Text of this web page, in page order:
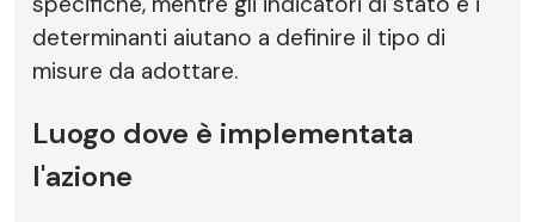
determinanti aiutano a definire il tipo di
misure da adottare.
Luogo dove è implementata
l'azione